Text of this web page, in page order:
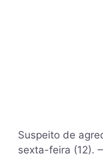
Suspeito de
sexta-feira (12).